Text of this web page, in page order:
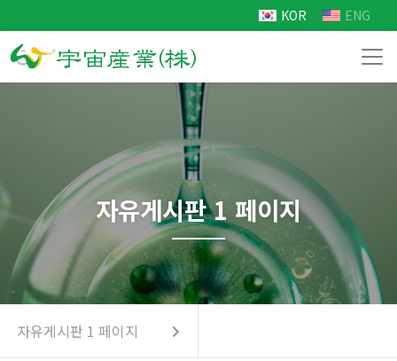
KOR ENG
자유게시판 1 페이지
자유게시판 1 페이지